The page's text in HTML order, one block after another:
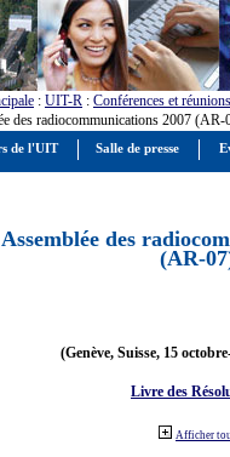
: UIT-R : Conférences et réunions
des radiocommunications 2007 (AR-
Assemblée des
(AR-
(Genève, Suisse, 15
Livre des
Afficher
de l'UIT Salle de presse